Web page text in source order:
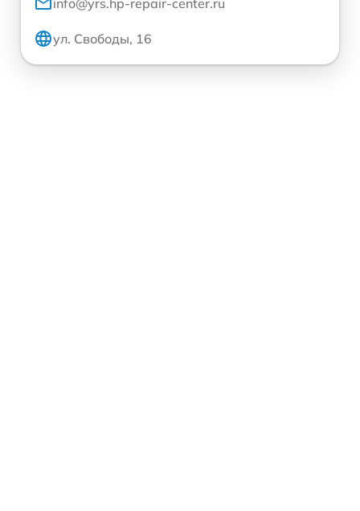
ул. Свободы, 16